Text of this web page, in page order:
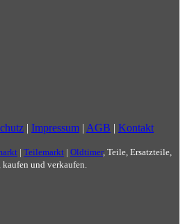
| Impressum | AGB | Kontakt
| Teilemarkt | Oldtimer, Teile, Ersatzteile,
kaufen und verkaufen.